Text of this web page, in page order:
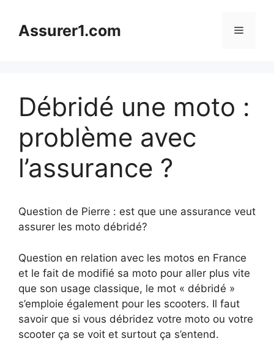
contenuAssurer1.com Menu
Débridé une moto :
problème avec
l’assurance ?
Question de Pierre : est que une assurance veut
assurer les moto débridé?
Question en relation avec les motos en France
et le fait de modifié sa moto pour aller plus vite
que son usage classique, le mot « débridé »
s’emploie également pour les scooters. Il faut
savoir que si vous débridez votre moto ou votre
scooter ça se voit et surtout ça s’entend.